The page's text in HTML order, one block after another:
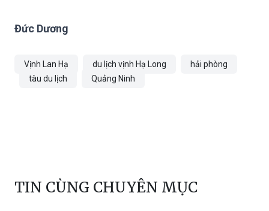
Bắc và cả nước trong tương lai.
Đức Dương